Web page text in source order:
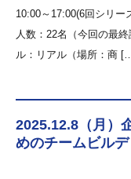
10:00～17:00(6回シリー
人数：22名（今回の最
ル：リアル（場所：商
2025.12.8（月）
めのチームビル